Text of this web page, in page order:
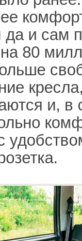
да и сам
80
и, в